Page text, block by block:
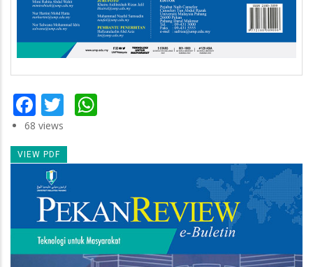
Facebook
Twitter
68 views
VIEW PDF
Newsletter
Image